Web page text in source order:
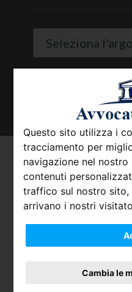
Questo sito utilizza i
tracciamento per
navigazione nel
contenuti
traffico sul nostro
arrivano i nostri
Cambia le
TROVA IL
Delitti contro
come
Nel paese in cui
arriva
fabbrica di